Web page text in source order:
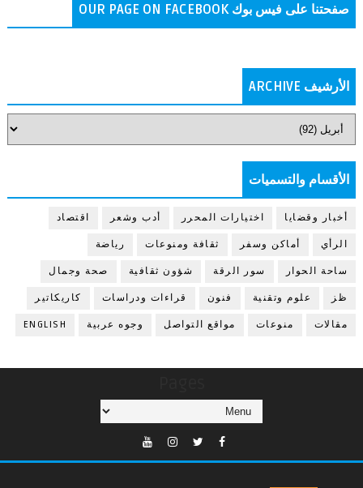
صفحتنا على فيس بوك OUR PAGE ON FACEBOOK
الأرشيف ARCHIVE
الأقسام والتسميات
أخبار وقضايا اختيارات المحرر أدب وشعر اقتصاد
الرأي أماكن وسفر ثقافة ومنوعات رياضة
ساحة الحوار سور الرقة شؤون ثقافية صحة وجمال
ظز علوم وتقنية فنون قراءات ودراسات كاريكاتير
مقالات منوعات مواقع التواصل وجوه عربية ENGLISH